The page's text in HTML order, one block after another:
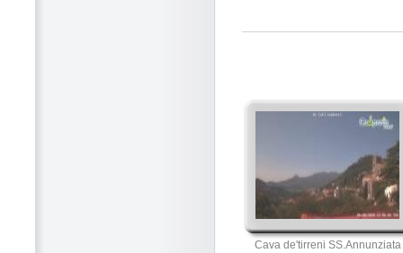
Cava de'tirreni SS.Annunziata